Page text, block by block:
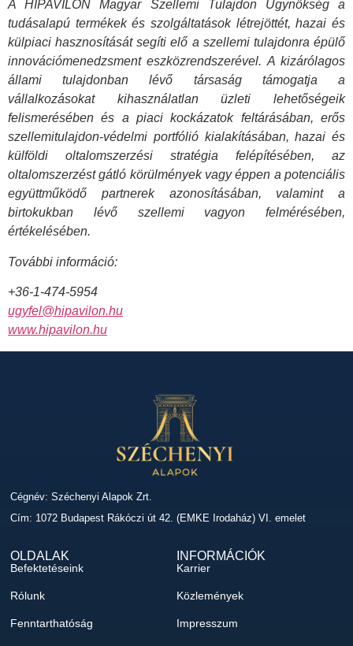
A HIPAVILON Magyar Szellemi Tulajdon Ügynökség a
tudásalapú termékek és szolgáltatások létrejöttét, hazai és
külpiaci hasznosítását segíti elő a szellemi tulajdonra épülő
innovációmenedzsment eszközrendszerével. A kizárólagos
állami tulajdonban lévő társaság támogatja a
vállalkozásokat kihasználatlan üzleti lehetőségeik
felismerésében és a piaci kockázatok feltárásában, erős
szellemitulajdon-védelmi portfólió kialakításában, hazai és
külföldi oltalomszerzési stratégia felépítésében, az
oltalomszerzést gátló körülmények vagy éppen a potenciális
együttműködő partnerek azonosításában, valamint a
birtokukban lévő szellemi vagyon felmérésében,
értékelésében.
További információ:
+36-1-474-5954
ugyfel@hipavilon.hu
www.hipavilon.hu
Cégnév: Széchenyi Alapok Zrt.
Cím: 1072 Budapest Rákóczi út 42. (EMKE Irodaház) VI. emelet
OLDALAK
Befektetéseink
Rólunk
Fenntarthatóság
INFORMÁCIÓK
Karrier
Közlemények
Impresszum